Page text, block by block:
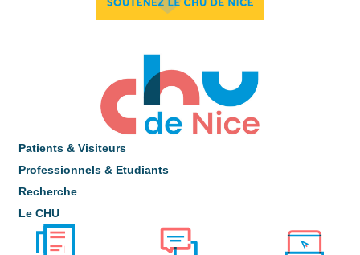
Patients & Visiteurs
Professionnels & Etudiants
Recherche
Le CHU